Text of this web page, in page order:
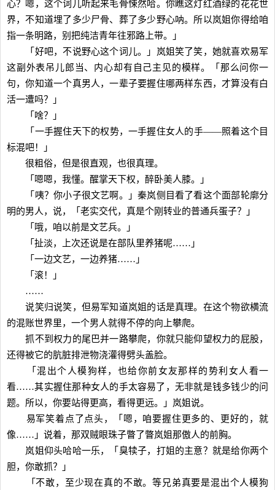
心？嗯，这个词儿听起来毛骨悚然哈。你瞧这灯红酒绿的花花世
界，不知道埋了多少尸骨、葬了多少野心呐。所以岚姐你得给咱
指一条明路，别把纯洁青年往邪路上带。」
「好吧，不说野心这个词儿。」岚姐笑了笑，她就喜欢易军
这副外表吊儿郎当、内心却有自己主见的模样。「那么问你一
句，你知道一个真男人，一辈子要握住哪两样东西，才算没有白
活一遭吗？」
「啥？」
「一手握住天下的权势，一手握住女人的手——照着这个目
标混吧！」
很粗俗，但是很直观，也很真理。
「嗯嗯，我懂。醒掌天下权，醉卧美人膝。」
「咦？你小子很文艺啊。」秦岚侧目看了看这个面部轮廓分
明的男人，说，「老实交代，真是个刚转业的普通兵蛋子？」
「哦，咱以前是文艺兵。」
「扯淡，上次还说是在部队里养猪呢……」
「一边文艺，一边养猪……」
「滚！」
……
说笑归说笑，但易军知道岚姐的话是真理。在这个物欲横流
的混账世界里，一个男人就得不停的向上攀爬。
抓不到权力的尾巴并一路攀爬，你就只能仰望权力的屁股，
还得被它的肮脏排泄物浇灌得劈头盖脸。
「混出个人模狗样，也给你前女友那样的势利女人看一
看……其实握住那种女人的手太容易了，无非就是钱多钱少的问
题。所以，你要站得更高，看得更远。」岚姐说。
易军笑着点了点头，「嗯，咱要握住更多的、更好的，就
像……」说着，那双贼眼珠子瞥了瞥岚姐那傲人的前胸。
岚姐仰头哈哈一乐，「臭犊子，打姐的主意？就是给你两个
胆，你敢抓？」
「不敢，至少现在真的不敢。等兄弟真要是混出个人模狗